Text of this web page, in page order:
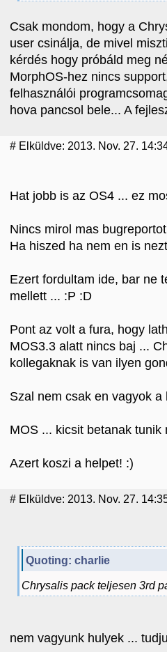
Csak mondom, hogy a
user csinálja, de mivel
kérdés hogy próbáld meg
MorphOS-hez nincs
felhasználói
hova pancsol bele... A
# Elküldve: 2013. Nov. 27.
Hat jobb is az OS4 ... ez
Nincs mirol mas
Ha hiszed ha nem en is
Ezert fordultam ide, bar ne
mellett ... :P :D
Pont az volt a fura, hogy
MOS3.3 alatt nincs baj ...
kollegaknak is van ilyen
Szal nem csak en vagyok a
MOS ... kicsit betanak tunik
Azert koszi a helpet! :)
# Elküldve: 2013. Nov. 27.
Quoting: charlie
Chrysalis pack teljesen 3rd
nem vagyunk hulyek ...